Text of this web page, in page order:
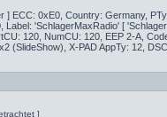
] ECC: 0xE0, Country: Germany,
Label: 'SchlagerMaxRadio' [
120, NumCU: 120, EEP 2-A,
(SlideShow), X-PAD AppTy: 12,
]